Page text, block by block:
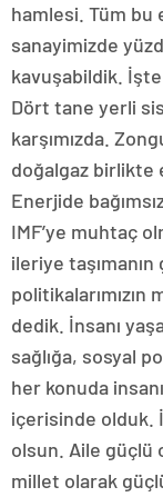
hamlesi. Tüm
sanayimizde
kavuşabildik. İşte
Dört tane yerli
karşımızda.
doğalgaz birlikte
Enerjide
IMF’ye muhtaç
ileriye
politikalarımızın
dedik. İnsanı
sağlığa, sosyal
her konuda
içerisinde olduk.
olsun. Aile güçlü
millet olarak